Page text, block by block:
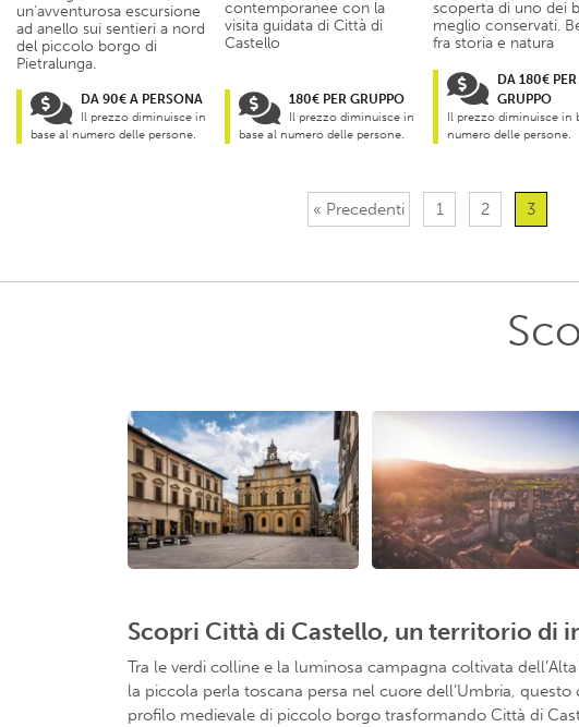
un’avventurosa escursione
ad anello sui sentieri a nord
del piccolo borgo di
Pietralunga.
DA 90€ A PERSONA
Il prezzo diminuisce in
base al numero delle persone.
contemporanee con la
visita guidata di Città di
Castello
180€ PER GRUPPO
Il prezzo diminuisce in
base al numero delle persone.
scoperta di uno dei
meglio conservati.
fra storia e natura
DA 180€ PER
GRUPPO
Il prezzo diminuisce in
numero delle persone.
« Precedenti 1 2 3
Scopri Città di Castello, un territorio di
Tra le verdi colline e la luminosa campagna coltivata dell’Alta
la piccola perla toscana persa nel cuore dell’Umbria,
profilo medievale di piccolo borgo trasformando Città di